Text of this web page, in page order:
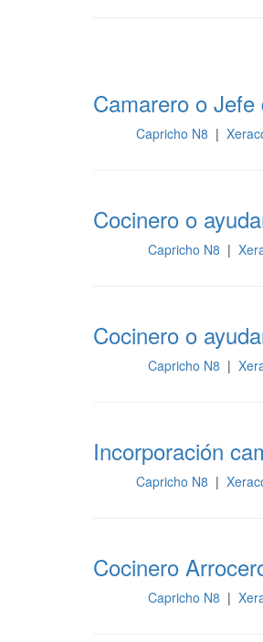
Camarero o Jefe
Capricho N8 |
Cocinero o
Capricho N8 |
Cocinero o
Capricho N8 |
Incorporación
Capricho N8 |
Cocinero
Capricho N8 |